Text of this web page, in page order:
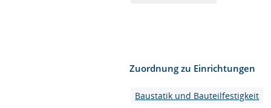
Zuordnung zu Einrichtungen
Baustatik und Bauteilfestigkeit